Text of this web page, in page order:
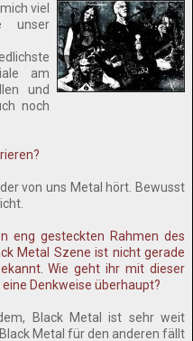
viel
unser
am
und
noch
von uns Metal hört. Bewusst
eng gesteckten Rahmen des
Metal Szene ist nicht gerade
Wie geht ihr mit dieser
Denkweise überhaupt?
Black Metal ist sehr weit
Metal für den anderen fällt